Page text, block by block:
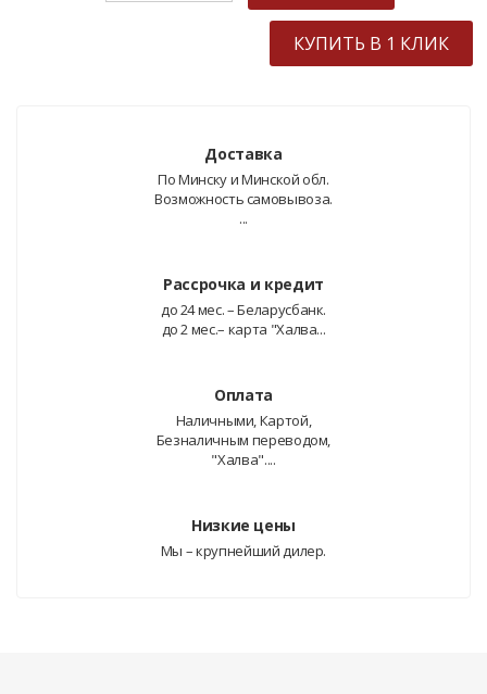
КУПИТЬ В 1 КЛИК
Доставка
По Минску и Минской обл.
Возможность самовывоза.
...
Рассрочка и кредит
до 24 мес. – Беларусбанк.
до 2 мес.– карта "Халва...
Оплата
Наличными, Картой,
Безналичным переводом,
"Халва"....
Низкие цены
Мы – крупнейший дилер.